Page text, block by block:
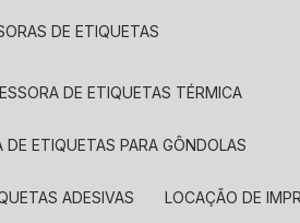
DE ETIQUETAS
DE ETIQUETAS TÉRMICA
DE ETIQUETAS PARA GÔNDOLAS
ADESIVAS LOCAÇÃO DE